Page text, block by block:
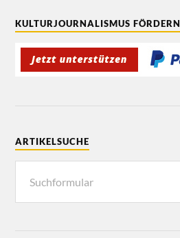
KULTURJOURNALISMUS FÖRDERN
ARTIKELSUCHE